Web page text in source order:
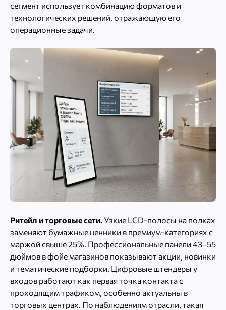
сегмент использует комбинацию форматов и
технологических решений, отражающую его
операционные задачи.
Ритейл и торговые сети. Узкие LCD-полосы на полках
заменяют бумажные ценники в премиум-категориях с
маржой свыше 25%. Профессиональные панели 43–55
дюймов в фойе магазинов показывают акции, новинки
и тематические подборки. Цифровые штендеры у
входов работают как первая точка контакта с
проходящим трафиком, особенно актуальны в
торговых центрах. По наблюдениям отрасли, такая